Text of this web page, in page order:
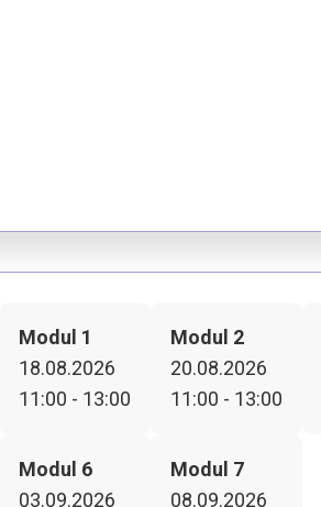
Modul 1
18.08.2026
11:00 - 13:00
Modul 2
20.08.2026
11:00 - 13:00
Modul 6
03.09.2026
Modul 7
08.09.2026